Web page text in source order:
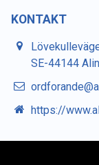
KONTAKT
SE-44144
https://